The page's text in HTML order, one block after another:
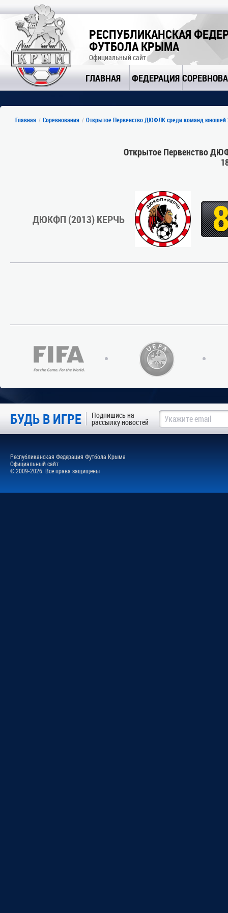
РЕСПУБЛИКАНСКАЯ
ФУТБОЛА КРЫМА
Официальный сайт
ГЛАВНАЯ ФЕДЕРАЦИЯ
Главная Соревнования Открытое Первенство ДЮФЛК среди команд юношей
Открытое Первенство
ДЮКФП (2013) КЕРЧЬ
БУДЬ В ИГРЕ Подпишись на
рассылку новостей
Республиканская Федерация Футбола Крыма
Официальный сайт
© 2009-2026. Все права защищены